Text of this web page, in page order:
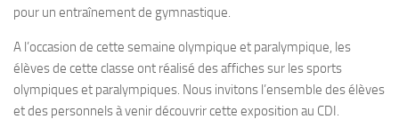
pour un entraînement de gymnastique.
A l’occasion de cette semaine olympique et paralympique, les
élèves de cette classe ont réalisé des affiches sur les sports
olympiques et paralympiques. Nous invitons l’ensemble des élèves
et des personnels à venir découvrir cette exposition au CDI.